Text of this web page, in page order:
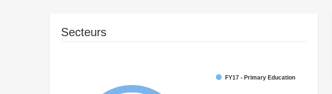
Secteurs
FY17 - Primary Education